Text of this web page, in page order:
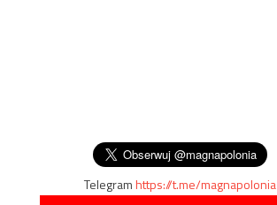
Telegramhttps://t.me/magnapolonia